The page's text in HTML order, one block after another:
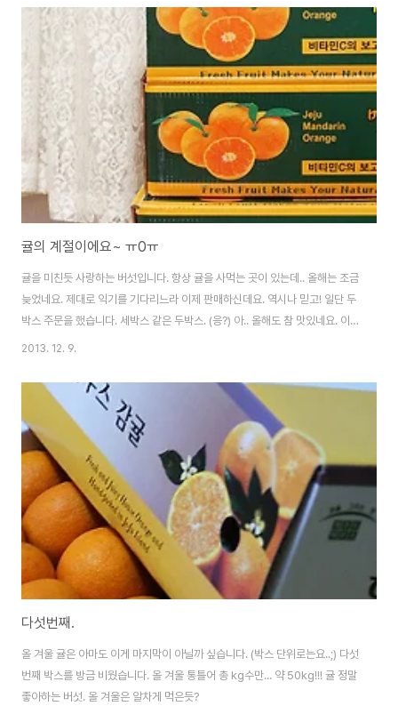
귤의 계절이에요~ ㅠ0ㅠ
귤을 미친듯 사랑하는 버섯입니다. 항상 귤을 사먹는 곳이 있는데.. 올해는 조금
늦었네요. 제대로 익기를 기다리느라 이제 판매하신데요. 역시나 믿고! 일단 두
박스 주문을 했습니다. 세박스 같은 두박스. (응?) 아.. 올해도 참 맛있네요. 이
거 두박스 한 열흘이나 버틸 수 있을까요? ㅠ_ㅠ
2013. 12. 9.
다섯번째.
올 겨울 귤은 아마도 이게 마지막이 아닐까 싶습니다. (박스 단위로는요..;) 다섯
번째 박스를 방금 비웠습니다. 올 겨울 통틀어 총 kg수만... 약 50kg!!! 귤 정말
좋아하는 버섯. 올 겨울은 알차게 먹은듯?